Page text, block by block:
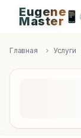
Apple
Eugene
Master📱
Главная Услуги